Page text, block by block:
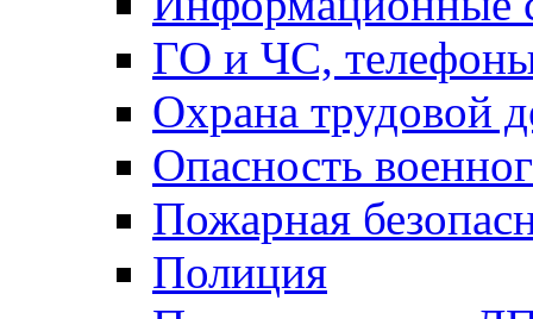
ГО и ЧС,
Охрана трудовой
Опасность
Пожарная
Полиция